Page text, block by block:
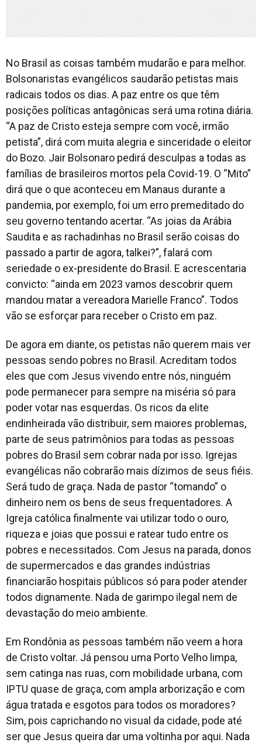
No Brasil as coisas também mudarão e para melhor.
Bolsonaristas evangélicos saudarão petistas mais
radicais todos os dias. A paz entre os que têm
posições políticas antagônicas será uma rotina diária.
“A paz de Cristo esteja sempre com você, irmão
petista”, dirá com muita alegria e sinceridade o eleitor
do Bozo. Jair Bolsonaro pedirá desculpas a todas as
famílias de brasileiros mortos pela Covid-19. O “Mito”
dirá que o que aconteceu em Manaus durante a
pandemia, por exemplo, foi um erro premeditado do
seu governo tentando acertar. “As joias da Arábia
Saudita e as rachadinhas no Brasil serão coisas do
passado a partir de agora, talkei?”, falará com
seriedade o ex-presidente do Brasil. E acrescentaria
convicto: “ainda em 2023 vamos descobrir quem
mandou matar a vereadora Marielle Franco”. Todos
vão se esforçar para receber o Cristo em paz.
De agora em diante, os petistas não querem mais ver
pessoas sendo pobres no Brasil. Acreditam todos
eles que com Jesus vivendo entre nós, ninguém
pode permanecer para sempre na miséria só para
poder votar nas esquerdas. Os ricos da elite
endinheirada vão distribuir, sem maiores problemas,
parte de seus patrimônios para todas as pessoas
pobres do Brasil sem cobrar nada por isso. Igrejas
evangélicas não cobrarão mais dízimos de seus fiéis.
Será tudo de graça. Nada de pastor “tomando” o
dinheiro nem os bens de seus frequentadores. A
Igreja católica finalmente vai utilizar todo o ouro,
riqueza e joias que possui e ratear tudo entre os
pobres e necessitados. Com Jesus na parada, donos
de supermercados e das grandes indústrias
financiarão hospitais públicos só para poder atender
todos dignamente. Nada de garimpo ilegal nem de
devastação do meio ambiente.
Em Rondônia as pessoas também não veem a hora
de Cristo voltar. Já pensou uma Porto Velho limpa,
sem catinga nas ruas, com mobilidade urbana, com
IPTU quase de graça, com ampla arborização e com
água tratada e esgotos para todos os moradores?
Sim, pois caprichando no visual da cidade, pode até
ser que Jesus queira dar uma voltinha por aqui. Nada